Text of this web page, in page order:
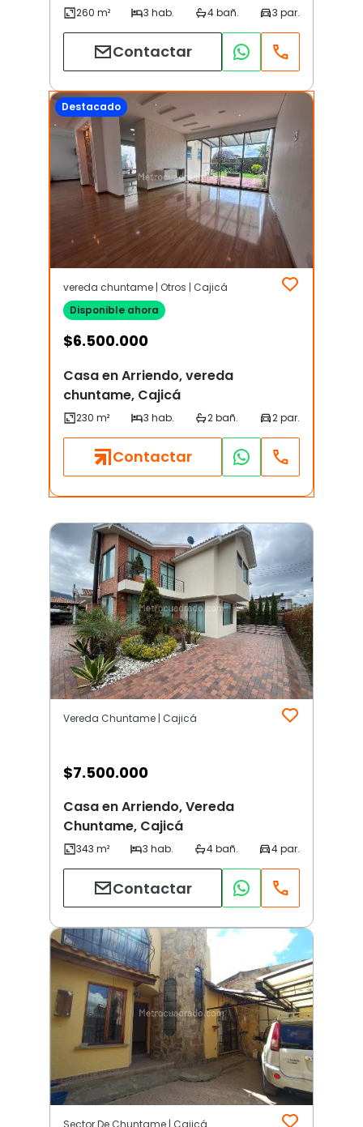
Contactar
Destacado
vereda chuntame | Otros | Cajicá
Disponible ahora
$6.500.000
Casa en Arriendo, vereda
chuntame, Cajicá
Contactar
Vereda Chuntame | Cajicá
$7.500.000
Casa en Arriendo, Vereda
Chuntame, Cajicá
Contactar
Sector De Chuntame | Cajicá